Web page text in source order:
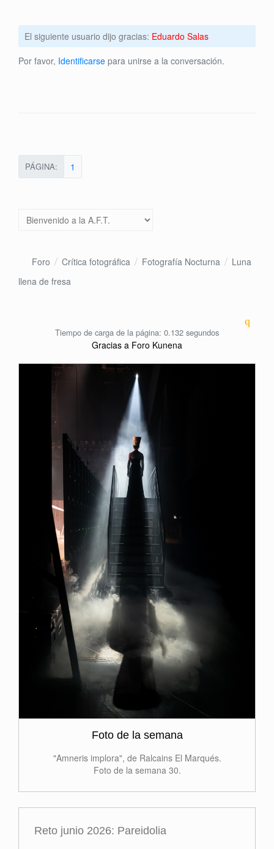
El siguiente usuario dijo gracias: Eduardo Salas
Por favor, Identificarse para unirse a la conversación.
PÁGINA: 1
Foro Crítica fotográfica Fotografía Nocturna
Luna
llena de fresa
Tiempo de carga de la página: 0.132 segundos
Gracias a Foro Kunena
Foto de la semana
"Amneris implora", de Ralcains El Marqués.
Foto de la semana 30.
Reto junio 2026: Pareidolia